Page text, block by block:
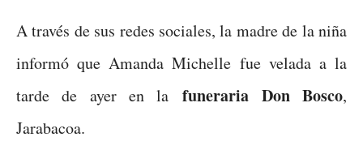
A través de sus redes sociales, la madre de la niña
informó que Amanda Michelle fue velada a la
tarde de ayer en lafuneraria Don Bosco,
Jarabacoa.